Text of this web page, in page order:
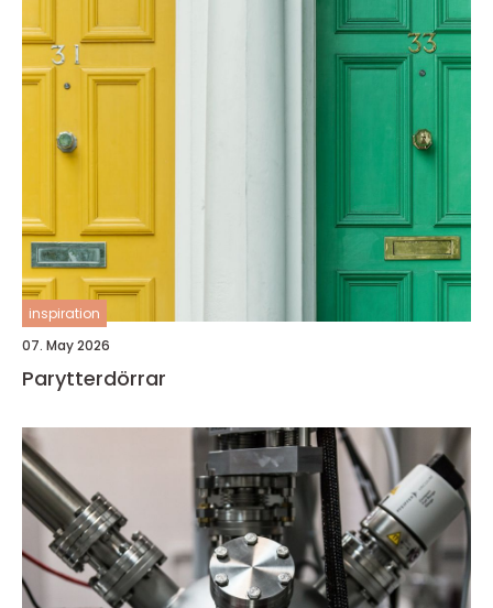
inspiration
07. May 2026
Parytterdörrar